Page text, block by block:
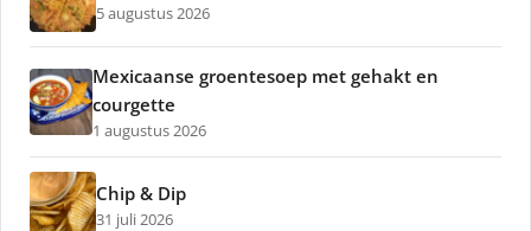
5 augustus 2026
Mexicaanse groentesoep met gehakt en
courgette
1 augustus 2026
Chip & Dip
31 juli 2026